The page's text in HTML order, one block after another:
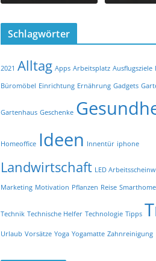
Schlagwörter
2021 Alltag Apps Arbeitsplatz Ausflugsziele
Büromöbel Einrichtung Ernährung Gadgets
Gartenhaus Geschenke
Homeoffice Ideen Innentür iphone
Landwirtschaft LED
Marketing Motivation Pflanzen Reise Smarthome
Technik Technische Helfer Technologie Tipps
Urlaub Vorsätze Yoga Yogamatte Zahnreinigung